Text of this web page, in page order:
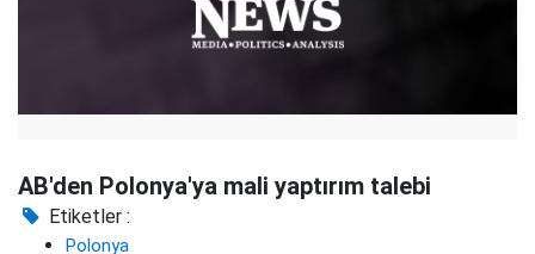
AB'den Polonya'ya mali yaptırım talebi
Etiketler :
Polonya